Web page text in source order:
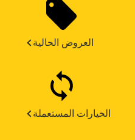
العروض الحالية
الخيارات المستعملة